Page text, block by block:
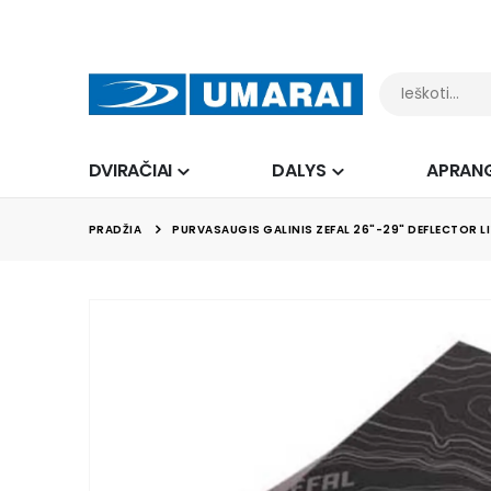
DVIRAČIAI DALYS
PRADŽIA PURVASAUGIS GALINIS ZEFAL 26"-29" DEFLECTOR